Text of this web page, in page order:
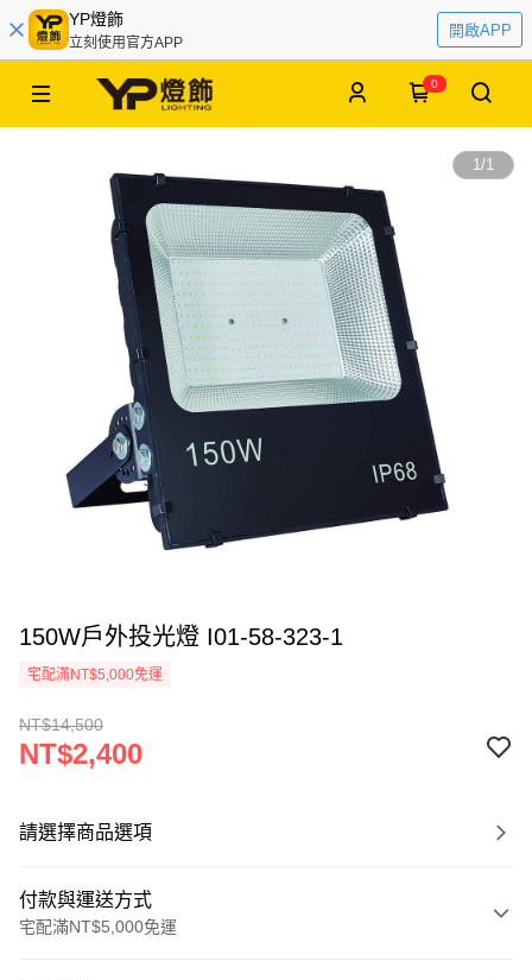
YP燈飾
立刻使用官方APP
開啟APP
0
1/1
150W戶外投光燈 I01-58-323-1
宅配滿NT$5,000免運
NT$14,500
NT$2,400
請選擇商品選項
付款與運送方式
宅配滿NT$5,000免運